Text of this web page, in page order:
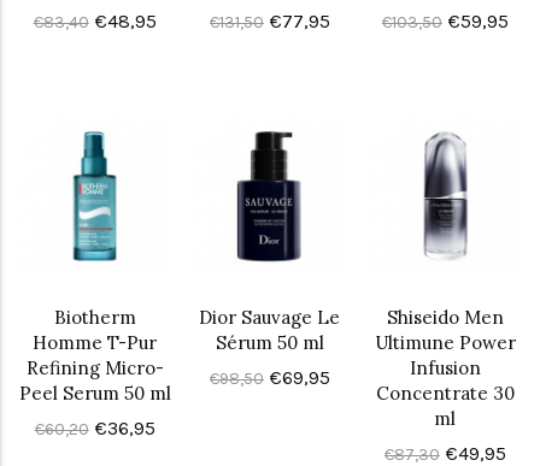
€83,40 €48,95 €131,50 €77,95 €103,50 €59,95
Biotherm
Homme T-Pur
Refining Micro-
Peel Serum 50 ml
€60,20 €36,95
Dior Sauvage Le
Sérum 50 ml
€98,50 €69,95
Shiseido Men
Ultimune Power
Infusion
Concentrate 30
ml
€87,30 €49,95